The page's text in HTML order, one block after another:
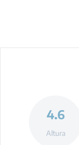
4.6
Altura